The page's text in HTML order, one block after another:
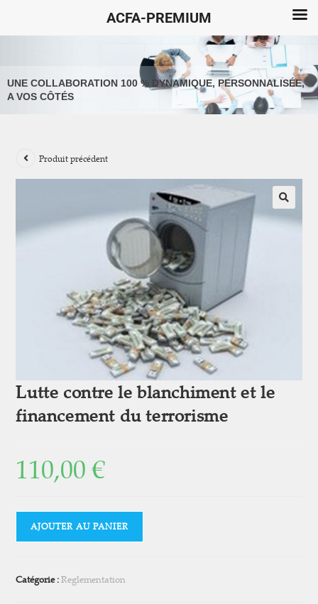
UNE COLLABORATION 100 % DYNAMIQUE, PERSONNALISÉE,
A VOS CÔTÉS
Produit précédent
Lutte contre le blanchiment et le
financement du terrorisme
110,00€
AJOUTER AU PANIER
Catégorie :Reglementation
ACFA-PREMIUM